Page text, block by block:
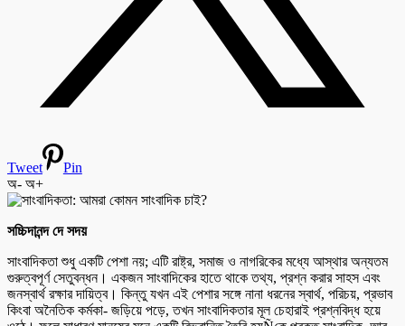
Tweet
Pin
অ- অ+
সচ্চিদানন্দ দে সদয়
সাংবাদিকতা শুধু একটি পেশা নয়; এটি রাষ্ট্র, সমাজ ও নাগরিকের মধ্যে আস্থার অন্যতম
গুরুত্বপূর্ণ সেতুবন্ধন। একজন সাংবাদিকের হাতে থাকে তথ্য, প্রশ্ন করার সাহস এবং
জনস্বার্থ রক্ষার দায়িত্ব। কিন্তু যখন এই পেশার সঙ্গে নানা ধরনের স্বার্থ, পরিচয়, প্রভাব
কিংবা অনৈতিক কর্মকা- জড়িয়ে পড়ে, তখন সাংবাদিকতার মূল চেহারাই প্রশ্নবিদ্ধ হয়ে